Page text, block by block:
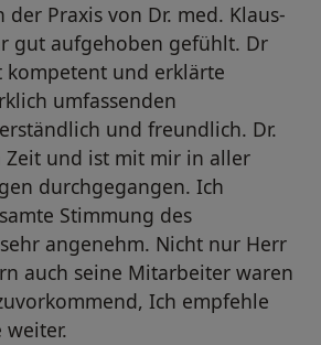
Praxis von Dr. med. Klaus-
gut aufgehoben gefühlt. Dr
kompetent und erklärte
umfassenden
und freundlich. Dr.
Zeit und ist mit mir in aller
durchgegangen. Ich
Stimmung des
angenehm. Nicht nur Herr
auch seine Mitarbeiter waren
Ich empfehle
weiter.